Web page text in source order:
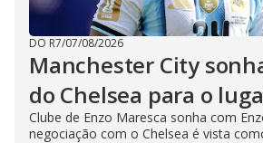
DO R7/07/08/2026
Manchester City
do Chelsea para o
Clube de Enzo Maresca sonha com
negociação com o Chelsea é vista